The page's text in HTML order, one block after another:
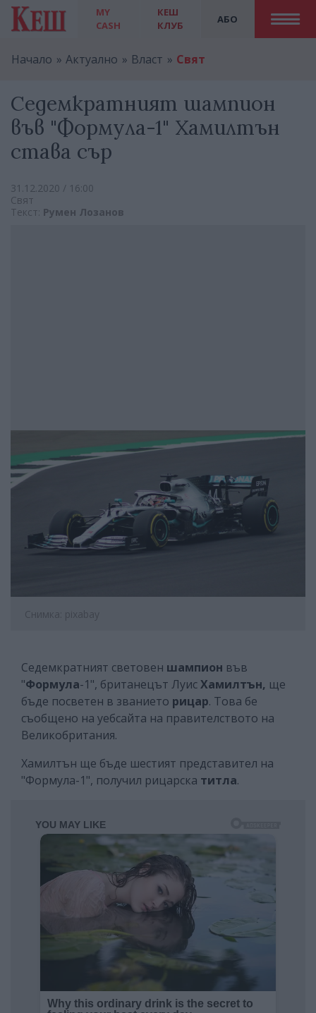
MY
CASH
АБО
КЕШ
КЛУБ
Начало Актуално Власт Свят
Седемкратният шампион
във "Формула-1" Хамилтън
става сър
31.12.2020 / 16:00
Свят
Текст: Румен Лозанов
Снимка: pixabay
Седемкратният световен шампион във
"Формула-1", британецът ЛуисХамилтън, ще
бъде посветен в званието рицар. Това бе
съобщено на уебсайта на правителството на
Великобритания.
Хамилтън ще бъде шестият представител на
"Формула-1", получил рицарска титла.